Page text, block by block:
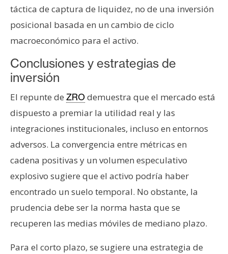
táctica de captura de liquidez, no de una inversión
posicional basada en un cambio de ciclo
macroeconómico para el activo.
Conclusiones y estrategias de
inversión
El repunte de ZROdemuestra que el mercado está
dispuesto a premiar la utilidad real y las
integraciones institucionales, incluso en entornos
adversos. La convergencia entre métricas en
cadena positivas y un volumen especulativo
explosivo sugiere que el activo podría haber
encontrado un suelo temporal. No obstante, la
prudencia debe ser la norma hasta que se
recuperen las medias móviles de mediano plazo.
Para el corto plazo, se sugiere una estrategia de